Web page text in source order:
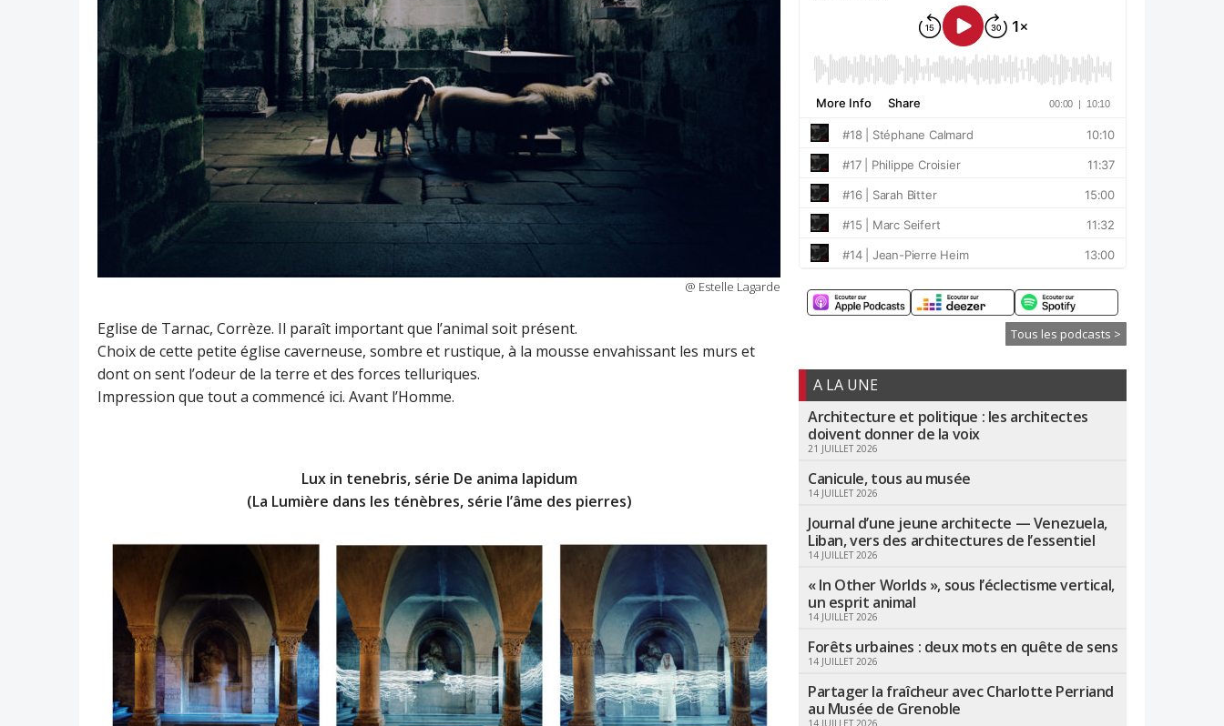
@ Estelle Lagarde
Eglise de Tarnac, Corrèze. Il paraît important que l’animal soit présent.
Choix de cette petite église caverneuse, sombre et rustique, à la mousse envahissant les murs et
dont on sent l’odeur de la terre et des forces telluriques.
Impression que tout a commencé ici. Avant l’Homme.
Lux in tenebris, série De anima lapidum
(La Lumière dans les ténèbres, série l’âme des pierres)
Tous les podcasts >
A LA UNE
Architecture et politique : les architectes
doivent donner de la voix
21 JUILLET 2026
Canicule, tous au musée
14 JUILLET 2026
Journal d’une jeune architecte — Venezuela,
Liban, vers des architectures de l’essentiel
14 JUILLET 2026
« In Other Worlds », sous l’éclectisme vertical,
un esprit animal
14 JUILLET 2026
Forêts urbaines : deux mots en quête de sens
14 JUILLET 2026
Partager la fraîcheur avec Charlotte Perriand
au Musée de Grenoble
14 JUILLET 2026